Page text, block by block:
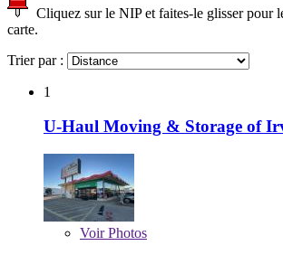
Cliquez sur le NIP et faites-le glisser pour
carte.
Trier par :
1
U-Haul Moving & Storage of
VoirPhotos